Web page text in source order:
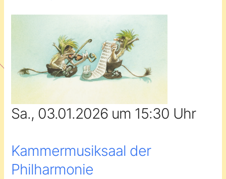
Sa., 03.01.2026 um 15:30 Uhr
Kammermusiksaal der
Philharmonie